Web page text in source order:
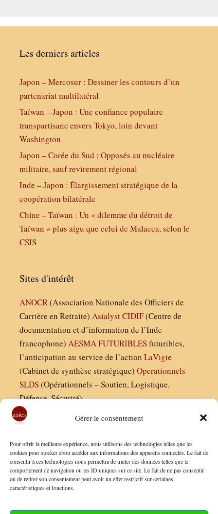
Gérer le consentement
Pour offrir la meilleure expérience, nous utilisons des technologies telles que les
cookies pour stocker et/ou accéder aux informations des appareils connectés. Le fait de
consentir à ces technologies nous permettra de traiter des données telles que le
comportement de navigation ou les ID uniques sur ce site. Le fait de ne pas consentir
ou de retirer son consentement peut avoir un effet restrictif sur certaines
caractéristiques et fonctions.
Les derniers articles
Japon – Mercosur : Dessiner les contours d’un
partenariat multilatéral
Taïwan – Japon : Une confiance populaire
transpartisane envers Tokyo, loin devant
Washington
Japon – Corée du Sud : Opposés au nucléaire
militaire, sauf revirement régional
Inde – Japon : Élargissement stratégique de la
coopération bilatérale
Chine – Taïwan : Un « dilemme du détroit de
Taïwan » plus aigu que celui de Malacca, selon le
CSIS
Sites d'intérêt
ANOCR(Association Nationale des Officiers de
Carrière en Retraite) AsialystCIDIF(Centre de
documentation et d’information de l’Inde
francophone) AESMAFUTURIBLESfuturibles,
l’anticipation au service de l’action LaVigie
(Cabinet de synthèse stratégique) Operationnels
SLDS(Opérationnels – Soutien, Logistique,
Défense, Sécurité)
Finaldées EURL
Siège social : 13 avenue Boudon, 75016, Paris
Nous contacter